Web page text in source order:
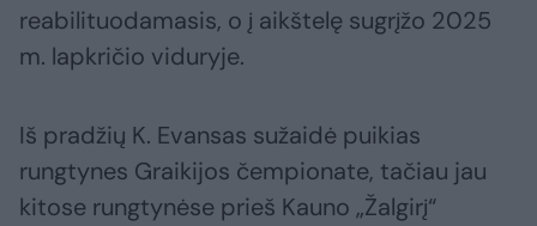
reabilituodamasis, o į aikštelę sugrįžo 2025
m. lapkričio viduryje.
Iš pradžių K. Evansas sužaidė puikias
rungtynes Graikijos čempionate, tačiau jau
kitose rungtynėse prieš Kauno „Žalgirį“